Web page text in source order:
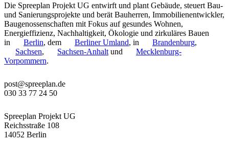
kurzer Bauzeit und hervorragender Klimabilanz.
Mehr lesen
Holz & Holzwerkstoffe
Holz & Holzwerkstoffe bilden das Spektrum vom Vollholz bis zur
CO₂-Bilanz, Emissionen, Rückbaubarkeit und baubiologischer
Raumluftqualität
Raumluftqualität ist ein Schlüsselaspekt der Baubiologie und trägt
Elektrosmog
Elektrosmog ist ein Schlüsselaspekt der Baubiologie und trägt dazu
Die Spreeplan Projekt UG entwirft und plant Gebäude, steuert Bau-
und Sanierungsprojekte und berät Bauherren, Immobilienentwickler,
Baugenossenschaften mit Fokus auf gesundes Wohnen,
Energieffizienz, Nachhaltigkeit, Ökologie und zirkuläres Bauen
in
Berlin, dem Berliner Umland, in Brandenburg,
Sachsen, Sachsen-Anhaltund
Mecklenburg-
Vorpommern.
post@spreeplan.de
030 33 77 24 50
Spreeplan Projekt UG
Reichsstraße 108
14052 Berlin